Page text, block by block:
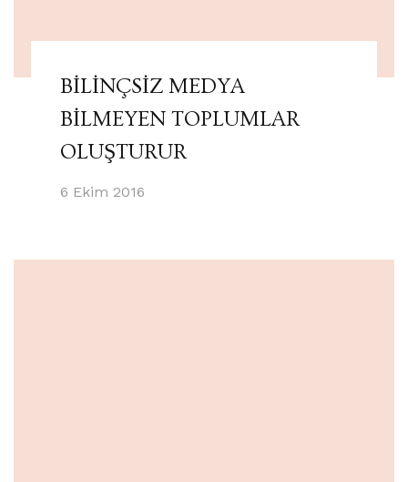
BİLİNÇSİZ MEDYA
BİLMEYEN TOPLUMLAR
OLUŞTURUR
6 Ekim 2016